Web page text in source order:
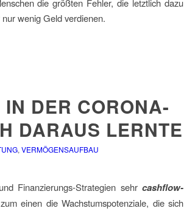
die größten Fehler, die letztlich dazu
wenig Geld verdienen.
DER CORONA-
DARAUS LERNTE
, VERMÖGENSAUFBAU
Finanzierungs-Strategien sehr cashflow-
einen die Wachstumspotenziale, die sich